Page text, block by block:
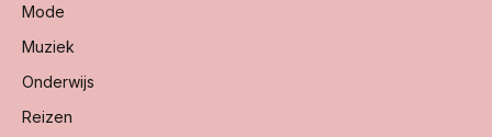
Mode
Muziek
Onderwijs
Reizen